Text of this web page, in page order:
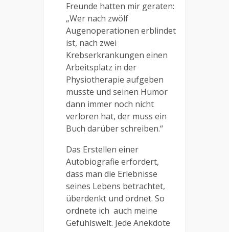
Freunde hatten mir geraten:
„Wer nach zwölf
Augenoperationen erblindet
ist, nach zwei
Krebserkrankungen einen
Arbeitsplatz in der
Physiotherapie aufgeben
musste und seinen Humor
dann immer noch nicht
verloren hat, der muss ein
Buch darüber schreiben.“
Das Erstellen einer
Autobiografie erfordert,
dass man die Erlebnisse
seines Lebens betrachtet,
überdenkt und ordnet. So
ordnete ich auch meine
Gefühlswelt. Jede Anekdote